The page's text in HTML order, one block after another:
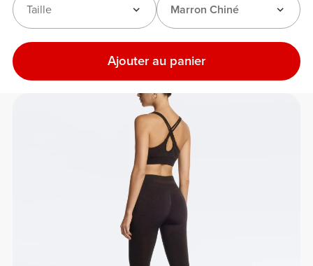
Marron Chiné
Taille
Ajouter au panier